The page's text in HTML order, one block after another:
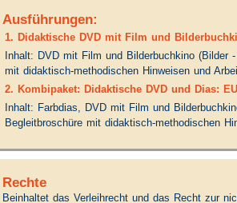
Ausführungen:
1. Didaktische DVD mit Film und
Inhalt: DVD mit Film und Bilderbuchkino (Bilder
mit didaktisch-methodischen Hinweisen und
2. Kombipaket: Didaktische DVD und Dias:
Inhalt: Farbdias, DVD mit Film und
Begleitbroschüre mit didaktisch-methodischen
Rechte
Beinhaltet das Verleihrecht und das Recht zur